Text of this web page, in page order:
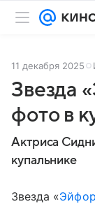
11 декабря 2025
Звезда
фото в
Актриса
купальнике
Звезда «